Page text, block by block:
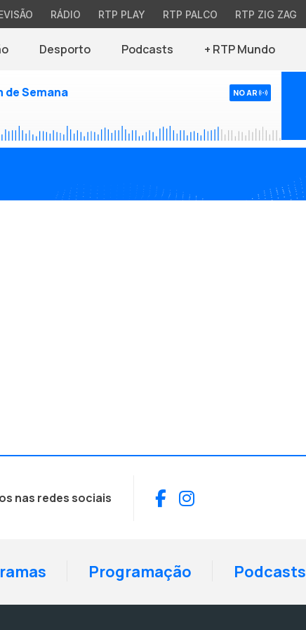
RÁDIO RTP PLAY RTP PALCO RTP ZIG ZAG
Desporto Podcasts + RTP Mundo
de Semana NO AR
nas redes sociais Facebook
Instagram
Programação Podcasts